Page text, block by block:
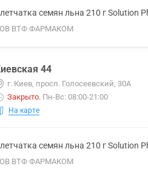
семян льна 210 г Solution
ВТФ ФАРМАКОМ
44
г. Киев, просп. Голосеевский, 30А
Закрыто. Пн-Вс: 08:00-21:00
На карте
семян льна 210 г Solution
ВТФ ФАРМАКОМ